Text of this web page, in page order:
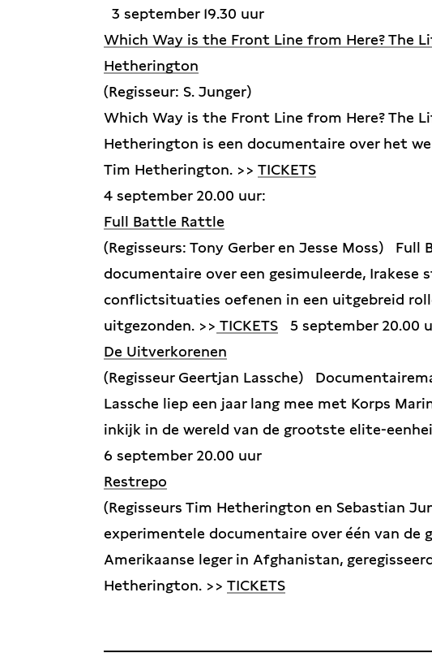
3 september 19.30 uur
Which Way is the Front Line from Here? The
Hetherington
(Regisseur: S. Junger)
Which Way is the Front Line from Here? The
Hetherington is een documentaire over het
Tim Hetherington. >> TICKETS
4 september 20.00 uur:
Full Battle Rattle
(Regisseurs: Tony Gerber en Jesse Moss)
Full
documentaire over een gesimuleerde, Irakese
conflictsituaties oefenen in een uitgebreid
uitgezonden. >> TICKETS 5 september 20.00
De Uitverkorenen
(Regisseur Geertjan Lassche)
Lassche liep een jaar lang mee met Korps
inkijk in de wereld van de grootste elite-
6 september 20.00 uur
Restrepo
(Regisseurs Tim Hetherington en Sebastian
experimentele documentaire over één van de
Amerikaanse leger in Afghanistan,
Hetherington. >> TICKETS